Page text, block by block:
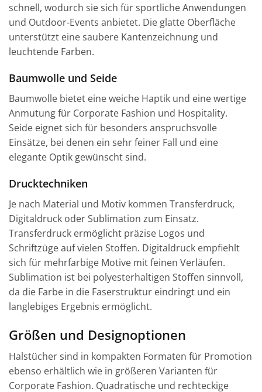
schnell, wodurch sie sich für sportliche Anwendungen
und Outdoor-Events anbietet. Die glatte Oberfläche
unterstützt eine saubere Kantenzeichnung und
leuchtende Farben.
Baumwolle und Seide
Baumwolle bietet eine weiche Haptik und eine wertige
Anmutung für Corporate Fashion und Hospitality.
Seide eignet sich für besonders anspruchsvolle
Einsätze, bei denen ein sehr feiner Fall und eine
elegante Optik gewünscht sind.
Drucktechniken
Je nach Material und Motiv kommen Transferdruck,
Digitaldruck oder Sublimation zum Einsatz.
Transferdruck ermöglicht präzise Logos und
Schriftzüge auf vielen Stoffen. Digitaldruck empfiehlt
sich für mehrfarbige Motive mit feinen Verläufen.
Sublimation ist bei polyesterhaltigen Stoffen sinnvoll,
da die Farbe in die Faserstruktur eindringt und ein
langlebiges Ergebnis ermöglicht.
Größen und Designoptionen
Halstücher sind in kompakten Formaten für Promotion
ebenso erhältlich wie in größeren Varianten für
Corporate Fashion. Quadratische und rechteckige